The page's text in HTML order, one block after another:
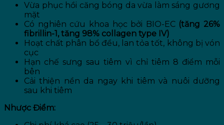
Vừa phục hồi căng bóng da vừa làm sáng gương
mặt
Có nghiên cứu khoa học bởi BIO-EC(tăng 26%
fibrillin-1, tăng 98% collagen type IV)
Hoạt chất phân bổ đều, lan tỏa tốt, không bị vón
cục
Hạn chế sưng sau tiêm vì chỉ tiêm 8 điểm mỗi
bên
Cải thiện nền da ngay khi tiêm và nuôi dưỡng
sau khi tiêm
Nhược Điểm: